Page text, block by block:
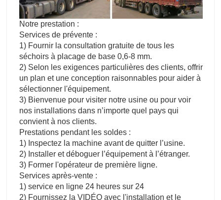
Notre prestation :
Services de prévente :
1) Fournir la consultation gratuite de tous les
séchoirs à placage de base 0,6-8 mm.
2) Selon les exigences particulières des clients, offrir
un plan et une conception raisonnables pour aider à
sélectionner l'équipement.
3) Bienvenue pour visiter notre usine ou pour voir
nos installations dans n’importe quel pays qui
convient à nos clients.
Prestations pendant les soldes :
1) Inspectez la machine avant de quitter l’usine.
2) Installer et déboguer l’équipement à l’étranger.
3) Former l'opérateur de première ligne.
Services après-vente :
1) service en ligne 24 heures sur 24
2) Fournissez la VIDÉO avec l'installation et le